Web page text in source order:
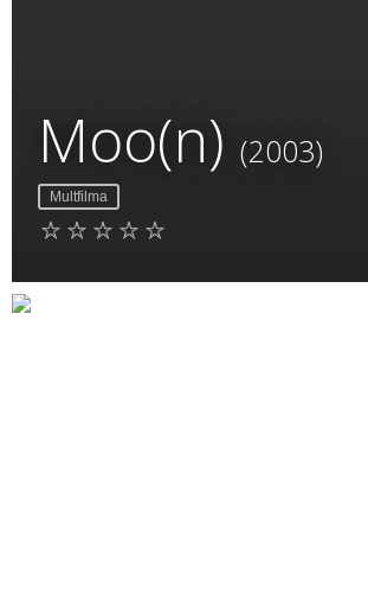
Moo(n) (2003)
Multfilma